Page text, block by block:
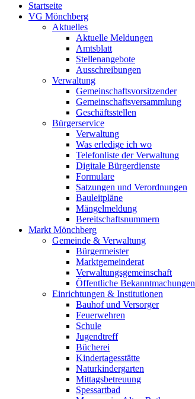
Startseite
VG Mönchberg
Aktuelles
Aktuelle Meldungen
Amtsblatt
Stellenangebote
Ausschreibungen
Verwaltung
Gemeinschaftsvorsitzender
Gemeinschaftsversammlung
Geschäftsstellen
Bürgerservice
Verwaltung
Was erledige ich wo
Telefonliste der Verwaltung
Digitale Bürgerdienste
Formulare
Satzungen und Verordnungen
Bauleitpläne
Mängelmeldung
Bereitschaftsnummern
Markt Mönchberg
Gemeinde & Verwaltung
Bürgermeister
Marktgemeinderat
Verwaltungsgemeinschaft
Öffentliche Bekanntmachungen
Einrichtungen & Institutionen
Bauhof und Versorger
Feuerwehren
Schule
Jugendtreff
Bücherei
Kindertagesstätte
Naturkindergarten
Mittagsbetreuung
Spessartbad